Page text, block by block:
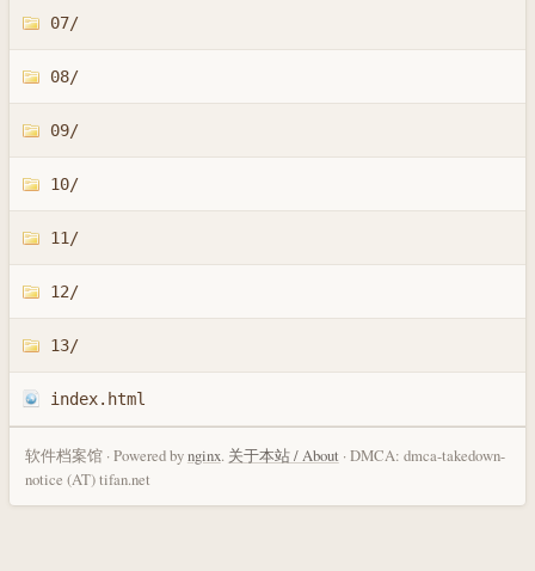
07/
08/
09/
10/
11/
12/
13/
index.html
软件档案馆 · Powered bynginx. 关于本站 / About · DMCA: dmca-takedown-
notice (AT) tifan.net